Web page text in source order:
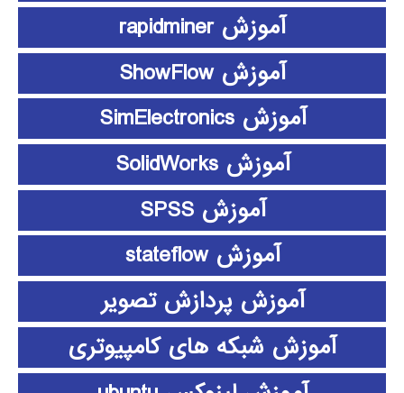
آموزش rapidminer
آموزش ShowFlow
آموزش SimElectronics
آموزش SolidWorks
آموزش SPSS
آموزش stateflow
آموزش پردازش تصویر
آموزش شبکه های کامپیوتری